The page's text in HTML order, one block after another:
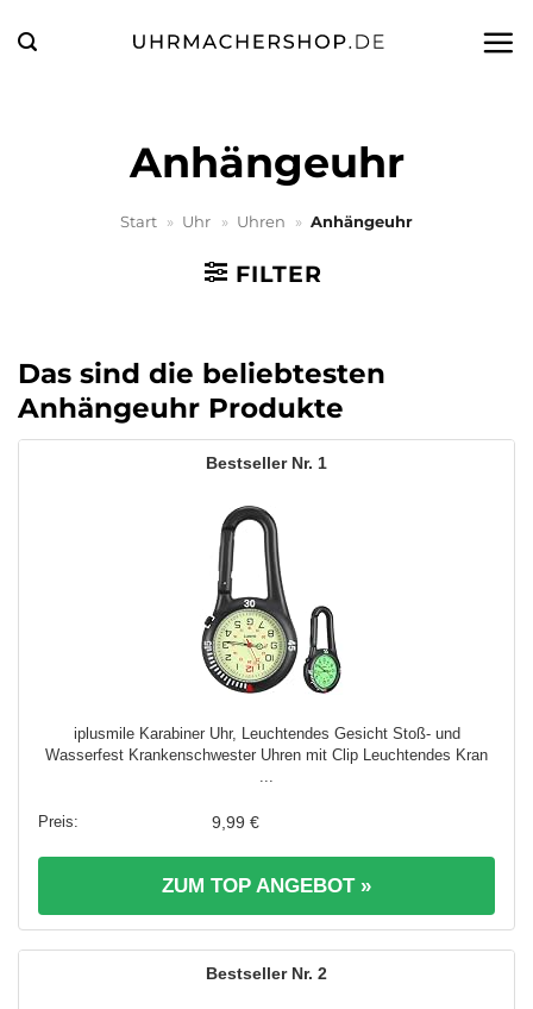
Inhalt
Anhängeuhr
Start » Uhr » Uhren » Anhängeuhr
FILTER
Das sind die beliebtesten
Anhängeuhr Produkte
1
iplusmile Karabiner Uhr, Leuchtendes Gesicht Stoß- und
Wasserfest Krankenschwester Uhren mit Clip Leuchtendes Kran
...
9,99 €
ZUM TOP ANGEBOT »
2